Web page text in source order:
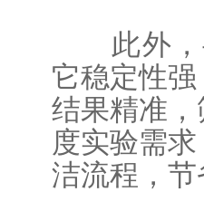
此外，
它稳定性
结果精准
度实验需求
洁流程，